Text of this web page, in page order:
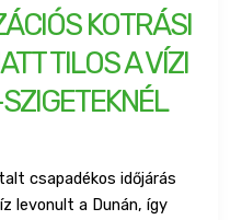
KOTRÁSI
TILOS A VÍZI
csapadékos időjárás
levonult a Dunán, így